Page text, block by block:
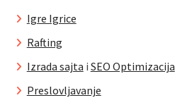
Igre Igrice
Rafting
Izrada sajta i SEO Optimizacija
Preslovljavanje